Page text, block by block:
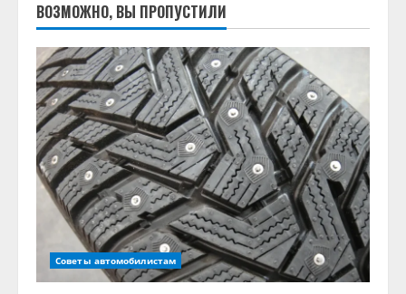
ВОЗМОЖНО, ВЫ ПРОПУСТИЛИ
Советы автомобилистам